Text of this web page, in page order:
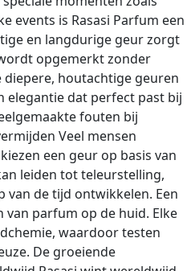
events is Rasasi Parfum een
en langdurige geur zorgt
opgemerkt zonder
diepere, houtachtige geuren
elegantie dat perfect past bij
fouten bij
Veel mensen
een geur op basis van
leiden tot teleurstelling,
van de tijd ontwikkelen. Een
parfum op de huid. Elke
waardoor testen
De groeiende